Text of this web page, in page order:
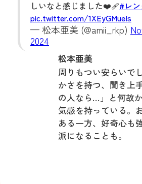
しいなと感じました❤️‍🩹#レ
pic.twitter.com/1XEyGMueIs
— 松本亜美 (@amii_rkp)
2024
松本亜美
周りもつい安らいで
かさを持つ、聞き上
の人なら…」と何故
気感を持っている。
ある一方、好奇心も
派になることも。